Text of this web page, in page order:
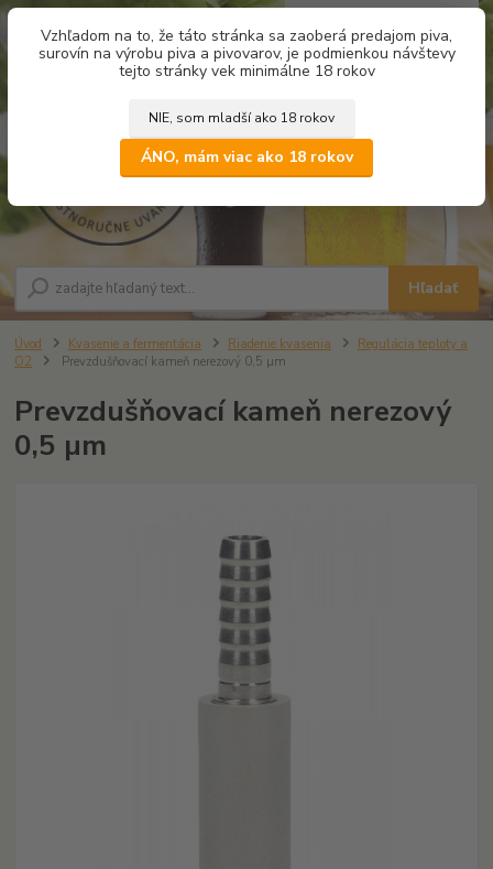
Vzhľadom na to, že táto stránka sa zaoberá predajom piva,
surovín na výrobu piva a pivovarov, je podmienkou návštevy
tejto stránky vek minimálne 18 rokov
NIE, som mladší ako 18 rokov
ÁNO, mám viac ako 18 rokov
Hľadať
za0,00 €
Úvod Kvasenie a fermentácia Riadenie kvasenia
Regulácia teploty a
O2
Prevzdušňovací kameň nerezový 0,5 µm
Prevzdušňovací kameň nerezový
0,5 µm